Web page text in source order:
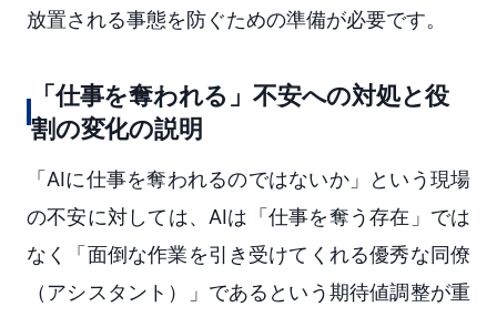
放置される事態を防ぐための準備が必要です。
「仕事を奪われる」不安への対処と役
割の変化の説明
「AIに仕事を奪われるのではないか」という現場
の不安に対しては、AIは「仕事を奪う存在」では
なく「面倒な作業を引き受けてくれる優秀な同僚
（アシスタント）」であるという期待値調整が重